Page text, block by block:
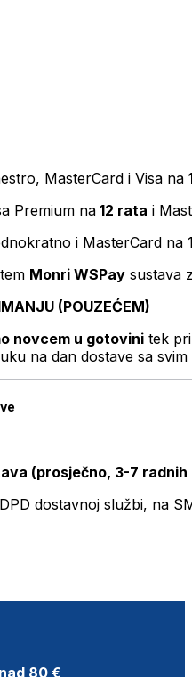
MasterCard i Visa na
Premium na 12 rata i
i MasterCard na
Monri WSPay sustava
(POUZEĆEM)
novcem u gotovini tek
na dan dostave sa svim
(prosječno, 3-7 radnih
dostavnoj službi, na
80 €